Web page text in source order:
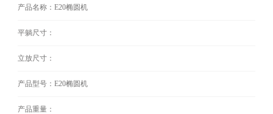
产品名称：E20椭圆机
平躺尺寸：
立放尺寸：
产品型号：E20椭圆机
产品重量：